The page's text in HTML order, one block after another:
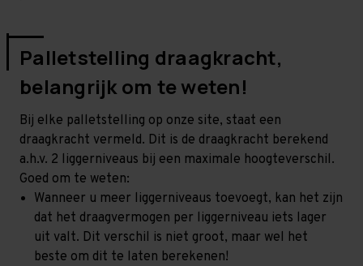
Palletstelling draagkracht,
belangrijk om te weten!
Bij elke palletstelling op onze site, staat een
draagkracht vermeld. Dit is de draagkracht berekend
a.h.v. 2 liggerniveaus bij een maximale hoogteverschil.
Goed om te weten:
Wanneer u meer liggerniveaus toevoegt, kan het zijn
dat het draagvermogen per liggerniveau iets lager
uit valt. Dit verschil is niet groot, maar wel het
beste om dit te laten berekenen!